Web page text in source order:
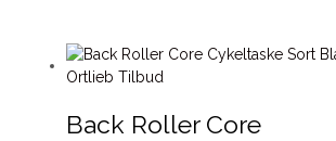
Back Roller Core